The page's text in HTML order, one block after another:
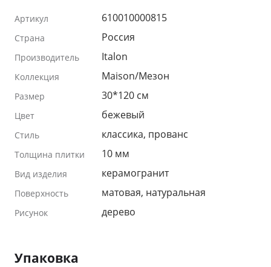
Артикул 610010000815
Страна Россия
Производитель Italon
Коллекция Maison/Мезон
Размер 30*120 см
Цвет бежевый
Стиль классика, прованс
Толщина плитки 10 мм
Вид изделия керамогранит
Поверхность матовая, натуральная
Рисунок дерево
Упаковка